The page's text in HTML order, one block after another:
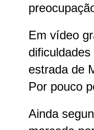
Em vídeo
estrada de
Por pouco
Ainda